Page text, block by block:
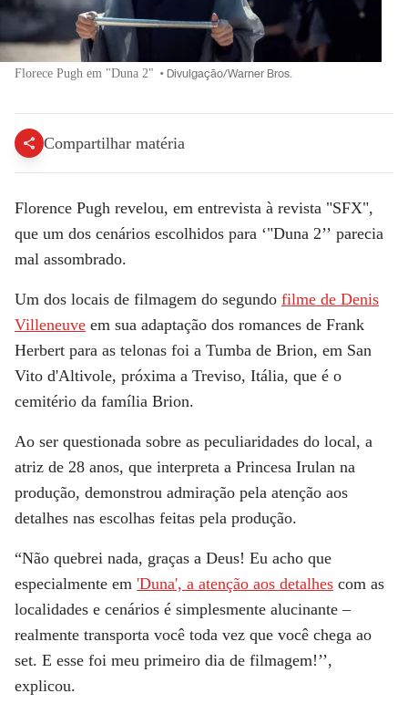
Florece Pugh em "Duna 2" • Divulgação/Warner Bros.
Compartilhar matéria
Florence Pugh revelou, em entrevista à revista "SFX",
que um dos cenários escolhidos para ‘"Duna 2’’ parecia
mal assombrado.
Um dos locais de filmagem do segundo filme de Denis
Villeneuve em sua adaptação dos romances de Frank
Herbert para as telonas foi a Tumba de Brion, em San
Vito d'Altivole, próxima a Treviso, Itália, que é o
cemitério da família Brion.
Ao ser questionada sobre as peculiaridades do local, a
atriz de 28 anos, que interpreta a Princesa Irulan na
produção, demonstrou admiração pela atenção aos
detalhes nas escolhas feitas pela produção.
“Não quebrei nada, graças a Deus! Eu acho que
especialmente em 'Duna', a atenção aos detalhes com as
localidades e cenários é simplesmente alucinante –
realmente transporta você toda vez que você chega ao
set. E esse foi meu primeiro dia de filmagem!’’,
explicou.